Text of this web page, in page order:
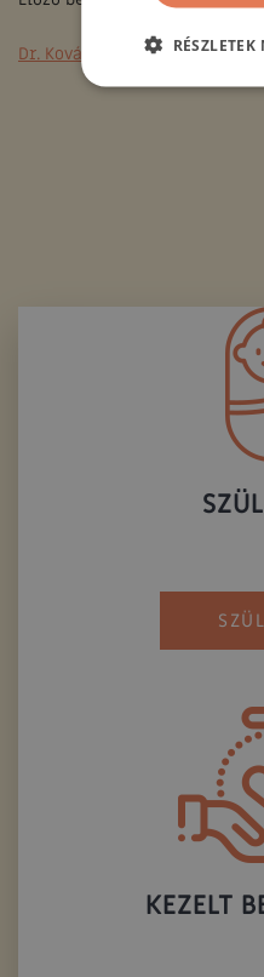
Dr. Kovács Zoltán nőgyógyász,
KEZELT
RÉSZLETEK